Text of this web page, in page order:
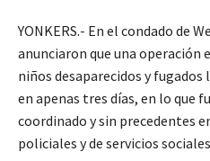
YONKERS.- En el condado de
anunciaron que una operación
niños desaparecidos y
en apenas tres días, en lo que
coordinado y sin precedentes
policiales y de servicios